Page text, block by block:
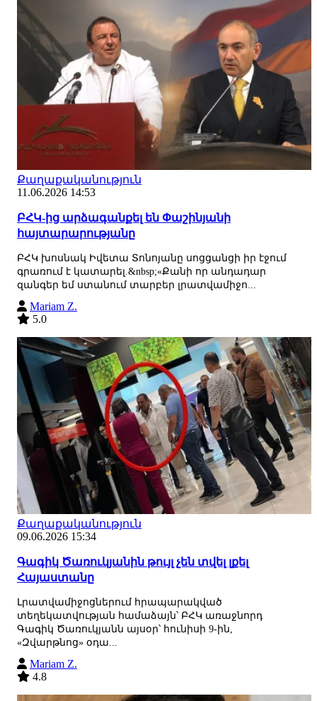
Քաղաքականություն
11.06.2026 14:53
ԲՀԿ-ից արձագանքել են Փաշինյանի
հայտարարությանը
ԲՀԿ խոսնակ Իվետա Տոնոյանը սոցցանցի իր էջում
գրառում է կատարել.&nbsp;«Քանի որ անդադար
զանգեր եմ ստանում տարբեր լրատվամիջո...
Mariam Z.
5.0
Քաղաքականություն
09.06.2026 15:34
Գագիկ Ծառուկյանին թույլ չեն տվել լքել
Հայաստանը
Լրատվամիջոցներում հրապարակված
տեղեկատվության համաձայն՝ ԲՀԿ առաջնորդ
Գագիկ Ծառուկյանն այսօր՝ հունիսի 9-ին,
«Զվարթնոց» օդա...
Mariam Z.
4.8